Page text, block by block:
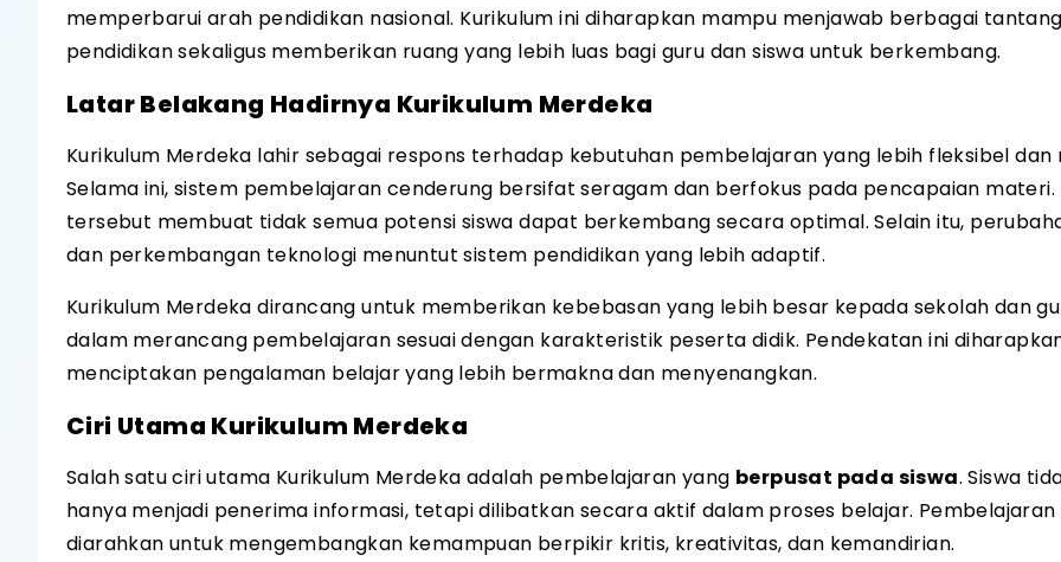
memperbarui arah pendidikan nasional. Kurikulum ini diharapkan mampu menjawab berbagai
pendidikan sekaligus memberikan ruang yang lebih luas bagi guru dan siswa untuk berkembang.
Latar Belakang Hadirnya Kurikulum Merdeka
Kurikulum Merdeka lahir sebagai respons terhadap kebutuhan pembelajaran yang lebih fleksibel dan
Selama ini, sistem pembelajaran cenderung bersifat seragam dan berfokus pada pencapaian materi.
tersebut membuat tidak semua potensi siswa dapat berkembang secara optimal. Selain itu,
dan perkembangan teknologi menuntut sistem pendidikan yang lebih adaptif.
Kurikulum Merdeka dirancang untuk memberikan kebebasan yang lebih besar kepada sekolah dan
dalam merancang pembelajaran sesuai dengan karakteristik peserta didik. Pendekatan ini
menciptakan pengalaman belajar yang lebih bermakna dan menyenangkan.
Ciri Utama Kurikulum Merdeka
Salah satu ciri utama Kurikulum Merdeka adalah pembelajaran yang berpusat pada siswa. Siswa
hanya menjadi penerima informasi, tetapi dilibatkan secara aktif dalam proses belajar. Pembelajaran
diarahkan untuk mengembangkan kemampuan berpikir kritis, kreativitas, dan kemandirian.